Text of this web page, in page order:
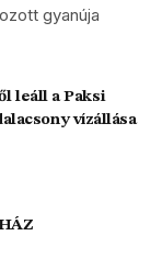
gyanúja
leáll a Paksi
vízállása